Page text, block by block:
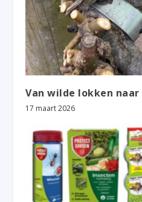
Van wilde lokken
17 maart 2026